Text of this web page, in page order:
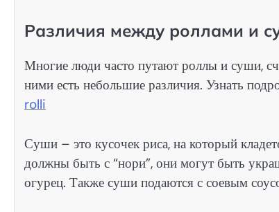
Различия между роллами и
Многие люди часто путают роллы и суши,
ними есть небольшие различия. Узнать
rolli
Суши – это кусочек риса, на который
должны быть с “нори”, они могут быть
огурец. Также суши подаются с соевым